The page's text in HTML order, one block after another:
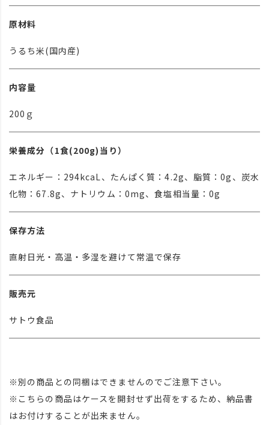
原材料
うるち米(国内産)
内容量
200ｇ
栄養成分（1食(200g)当り）
エネルギー：294kcaL、たんぱく質：4.2g、脂質：0g、炭水
化物：67.8g、ナトリウム：0mg、食塩相当量：0g
保存方法
直射日光・高温・多湿を避けて常温で保存
販売元
サトウ食品
※別の商品との同梱はできませんのでご注意下さい。
※こちらの商品はケースを開封せず出荷をするため、納品書
はお付けすることが出来ません。